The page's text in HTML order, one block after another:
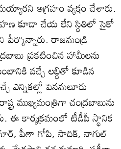
ఆగ్రహం వ్యక్తం చేశారు.
కూడా చేయ లేని స్థితిలో సైకో
పేర్కొన్నారు. రాజమండ్రి
ప్రకటించిన హామీలను
వచ్చే లబ్ధితో కూడిన
ఎన్నికల్లో పెనమలూరు
ముఖ్యమంత్రిగా చంద్రబాబును
ఈ కార్యక్రమంలో టీడీపీ స్థానిక
పీతా గోపి, సాదిక్‌, నాగుల్‌